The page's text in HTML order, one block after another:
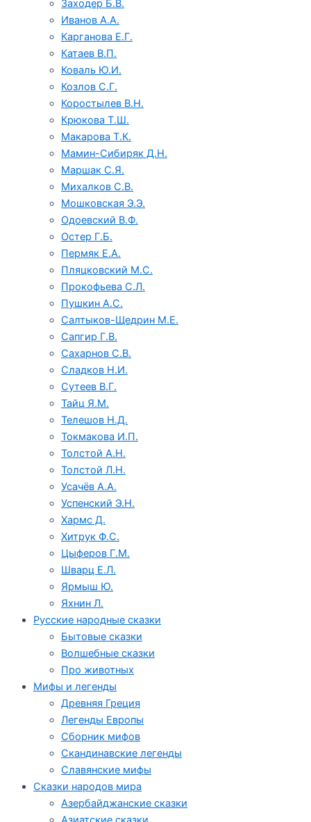
Заходер Б.В.
Иванов А.А.
Карганова Е.Г.
Катаев В.П.
Коваль Ю.И.
Козлов С.Г.
Коростылев В.Н.
Крюкова Т.Ш.
Макарова Т.К.
Мамин-Сибиряк Д.Н.
Маршак С.Я.
Михалков С.В.
Мошковская Э.Э.
Одоевский В.Ф.
Остер Г.Б.
Пермяк Е.А.
Пляцковский М.С.
Прокофьева С.Л.
Пушкин А.С.
Салтыков-Щедрин М.Е.
Сапгир Г.В.
Сахарнов С.В.
Сладков Н.И.
Сутеев В.Г.
Тайц Я.М.
Телешов Н.Д.
Токмакова И.П.
Толстой А.Н.
Толстой Л.Н.
Усачёв А.А.
Успенский Э.Н.
Хармс Д.
Хитрук Ф.С.
Цыферов Г.М.
Шварц Е.Л.
Ярмыш Ю.
Яхнин Л.
Русские народные сказки
Бытовые сказки
Волшебные сказки
Про животных
Мифы и легенды
Древняя Греция
Легенды Европы
Сборник мифов
Скандинавские легенды
Славянские мифы
Сказки народов мира
Азербайджанские сказки